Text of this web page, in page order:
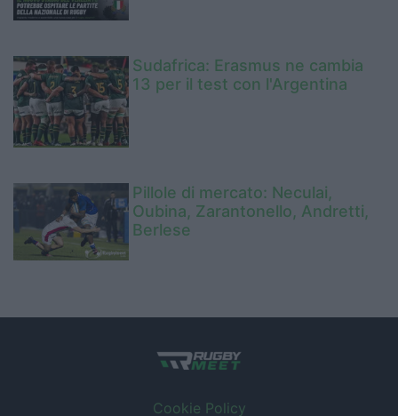
Sudafrica: Erasmus ne cambia
13 per il test con l'Argentina
Pillole di mercato: Neculai,
Oubina, Zarantonello, Andretti,
Berlese
Cookie Policy